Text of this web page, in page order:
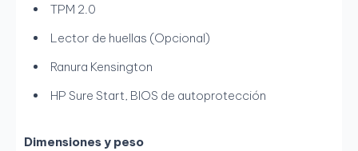
TPM 2.0
Lector de huellas (Opcional)
Ranura Kensington
HP Sure Start, BIOS de autoprotección
Dimensiones y peso